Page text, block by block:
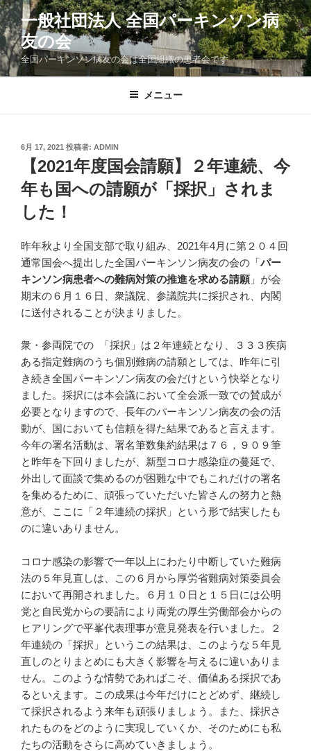
コ
ン
テ
ン
ツ
一般社団法人 全国パーキンソン病
友の会
全国パーキンソン病友の会は全国組織の患者会です
メニュー
投
6月 17, 2021 投稿者: ADMIN
【2021年度国会請願】２年連続、今
年も国への請願が「採択」されま
した！
昨年秋より全国支部で取り組み、2021年4月に第２０４回
通常国会へ提出した全国パーキンソン病友の会の「パー
キンソン病患者への難病対策の推進を求める請願」が会
期末の６月１６日、衆議院、参議院共に採択され、内閣
に送付されることが決まりました。
衆・参両院での 「採択」は２年連続となり、３３３疾病
ある指定難病のうち個別難病の請願としては、昨年に引
き続き全国パーキンソン病友の会だけという快挙となり
ました。採択には本会議において全会派一致での賛成が
必要となりますので、長年のパーキンソン病友の会の活
動が、国においても信頼を得た結果であると言えます。
今年の署名活動は、署名筆数集約結果は７６，９０９筆
と昨年を下回りましたが、新型コロナ感染症の蔓延で、
外出して面談で集めるのが困難な中でもこれだけの署名
を集めるために、頑張っていただいた皆さんの努力と熱
意が、ここに「２年連続の採択」という形で結実したも
のに違いありません。
コロナ感染の影響で一年以上にわたり中断していた難病
法の５年見直しは、この６月から厚労省難病対策委員会
において再開されました。６月１０日と１５日には公明
党と自民党からの要請により両党の厚生労働部会からの
ヒアリングで平峯代表理事が意見発表を行いました。２
年連続の「採択」というこの結果は、このような５年見
直しのとりまとめにも大きく影響を与えるに違いありま
せん。このような情勢であればこそ、価値ある採択であ
るといえます。この成果は今年だけにとどめず、継続し
て採択されるよう来年も頑張りましょう。また、採択さ
れたものをどのように実現していくか、そのためにも私
たちの活動をさらに高めていきましょう。